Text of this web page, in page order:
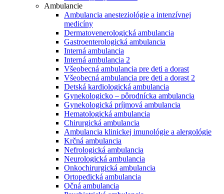
Ambulancie
Ambulancia anesteziológie a intenzívnej
medicíny
Dermatovenerologická ambulancia
Gastroenterologická ambulancia
Interná ambulancia
Interná ambulancia 2
Všeobecná ambulancia pre deti a dorast
Všeobecná ambulancia pre deti a dorast 2
Detská kardiologická ambulancia
Gynekologicko – pôrodnícka ambulancia
Gynekologická príjmová ambulancia
Hematologická ambulancia
Chirurgická ambulancia
Ambulancia klinickej imunológie a alergológie
Krčná ambulancia
Nefrologická ambulancia
Neurologická ambulancia
Onkochirurgická ambulancia
Ortopedická ambulancia
Očná ambulancia